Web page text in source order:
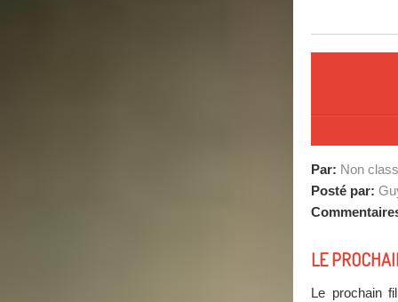
Par: Non
Posté par:
LE
Le prochain